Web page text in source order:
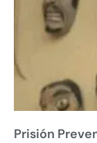
Prisión